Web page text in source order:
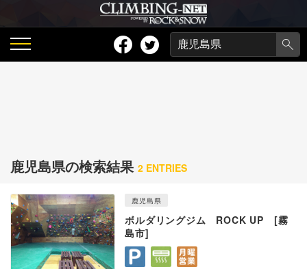
鹿児島県の検索結果 2 ENTRIES
鹿児島県
ボルダリングジム ROCK UP [霧
島市]